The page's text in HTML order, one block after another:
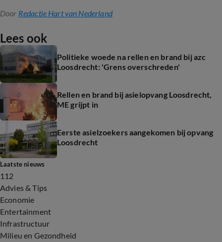
Door Redactie Hart van Nederland
Lees ook
Politieke woede na rellen en brand bij azc
Loosdrecht: 'Grens overschreden'
Rellen en brand bij asielopvang Loosdrecht,
ME grijpt in
Eerste asielzoekers aangekomen bij opvang
Loosdrecht
Laatste nieuws
112
Advies & Tips
Economie
Entertainment
Infrastructuur
Milieu en Gezondheid